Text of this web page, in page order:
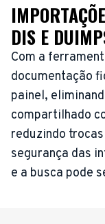
DIS E
Com a
documentação
painel,
compartilhado
reduzindo
segurança das
e a busca pode